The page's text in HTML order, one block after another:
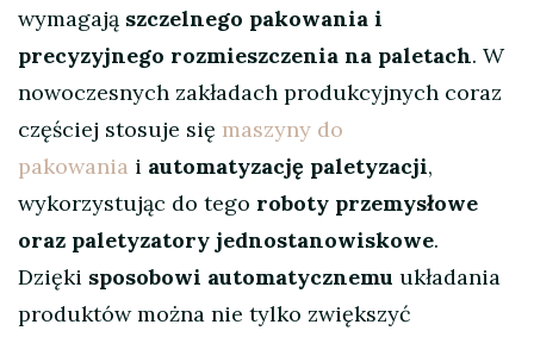
wymagają szczelnego pakowania i
precyzyjnego rozmieszczenia na paletach. W
nowoczesnych zakładach produkcyjnych coraz
częściej stosuje się maszyny do
pakowania i automatyzację paletyzacji,
wykorzystując do tego roboty przemysłowe
oraz paletyzatory jednostanowiskowe.
Dzięki sposobowi automatycznemu układania
produktów można nie tylko zwiększyć